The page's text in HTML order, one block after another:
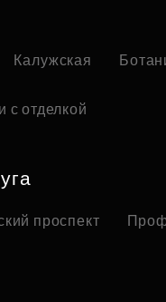
Калужская
с отделкой
проспект